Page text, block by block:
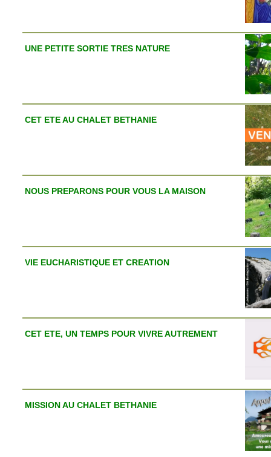
UNE PETITE SORTIE TRES NATURE
CET ETE AU CHALET BETHANIE
NOUS PREPARONS POUR VOUS LA MAISON
VIE EUCHARISTIQUE ET CREATION
CET ETE, UN TEMPS POUR VIVRE AUTREMENT
MISSION AU CHALET BETHANIE